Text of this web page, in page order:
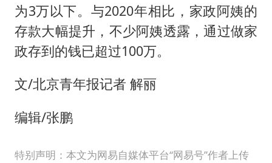
为3万以下。与2020年相比，家政阿姨的
存款大幅提升，不少阿姨透露，通过做家
政存到的钱已超过100万。
文/北京青年报记者 解丽
编辑/张鹏
特别声明：本文为网易自媒体平台“网易号”作者上传